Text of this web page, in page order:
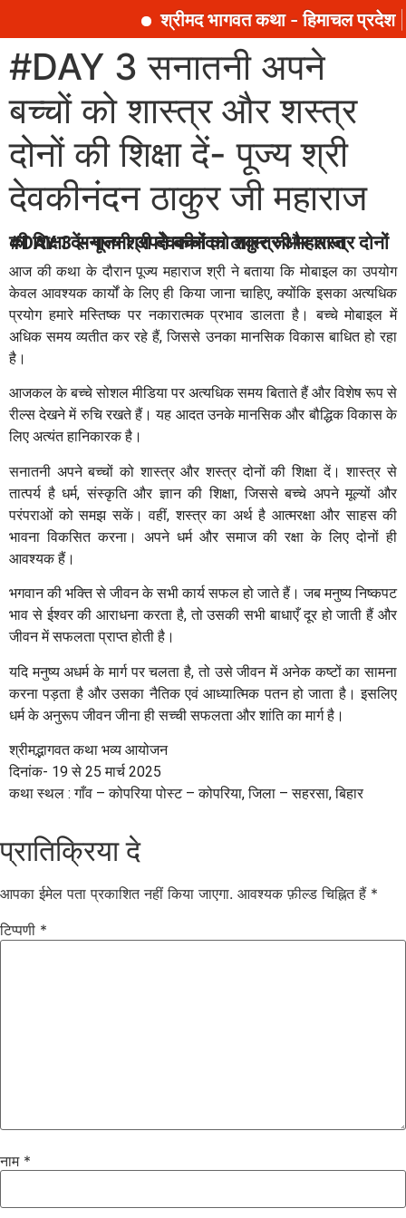
श्रीमद भागवत कथा - हिमाचल
#DAY 3 सनातनी अपने
बच्चों को शास्त्र और शस्त्र
दोनों की शिक्षा दें- पूज्य श्री
देवकीनंदन ठाकुर जी महाराज
#DAY 3 सनातनी अपने बच्चों को शास्त्र और शस्त्र दोनों की शिक्षा दें- पूज्य श्री देवकीनंदन ठाकुर जी महाराज
आज की कथा के दौरान पूज्य महाराज श्री ने बताया कि मोबाइल का उपयोग
केवल आवश्यक कार्यों के लिए ही किया जाना चाहिए, क्योंकि इसका अत्यधिक
प्रयोग हमारे मस्तिष्क पर नकारात्मक प्रभाव डालता है। बच्चे मोबाइल में
अधिक समय व्यतीत कर रहे हैं, जिससे उनका मानसिक विकास बाधित हो रहा
है।
आजकल के बच्चे सोशल मीडिया पर अत्यधिक समय बिताते हैं और विशेष रूप से
रील्स देखने में रुचि रखते हैं। यह आदत उनके मानसिक और बौद्धिक विकास के
लिए अत्यंत हानिकारक है।
सनातनी अपने बच्चों को शास्त्र और शस्त्र दोनों की शिक्षा दें। शास्त्र से
तात्पर्य है धर्म, संस्कृति और ज्ञान की शिक्षा, जिससे बच्चे अपने मूल्यों और
परंपराओं को समझ सकें। वहीं, शस्त्र का अर्थ है आत्मरक्षा और साहस की
भावना विकसित करना। अपने धर्म और समाज की रक्षा के लिए दोनों ही
आवश्यक हैं।
भगवान की भक्ति से जीवन के सभी कार्य सफल हो जाते हैं। जब मनुष्य निष्कपट
भाव से ईश्वर की आराधना करता है, तो उसकी सभी बाधाएँ दूर हो जाती हैं और
जीवन में सफलता प्राप्त होती है।
यदि मनुष्य अधर्म के मार्ग पर चलता है, तो उसे जीवन में अनेक कष्टों का सामना
करना पड़ता है और उसका नैतिक एवं आध्यात्मिक पतन हो जाता है। इसलिए
धर्म के अनुरूप जीवन जीना ही सच्ची सफलता और शांति का मार्ग है।
श्रीमद्भागवत कथा भव्य आयोजन
दिनांक- 19 से 25 मार्च 2025
कथा स्थल : गाँव – कोपरिया पोस्ट – कोपरिया, जिला – सहरसा, बिहार
प्रातिक्रिया दे
आपका ईमेल पता प्रकाशित नहीं किया जाएगा. आवश्यक फ़ील्ड चिह्नित हैं *
टिप्पणी *
नाम *